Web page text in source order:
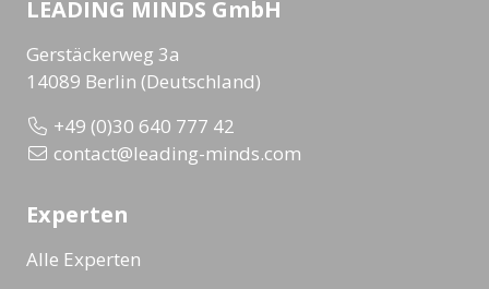
LEADING MINDS GmbH
Gerstäckerweg 3a
14089 Berlin (Deutschland)
+49 (0)30 640 777 42
contact@leading-minds.com
Experten
Alle Experten